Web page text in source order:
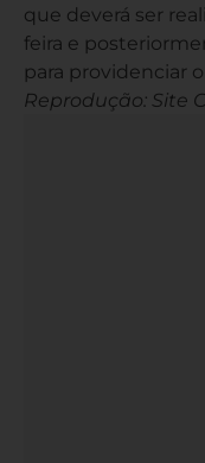
que deverá ser
feira e
para providenciar
Reprodução: Site